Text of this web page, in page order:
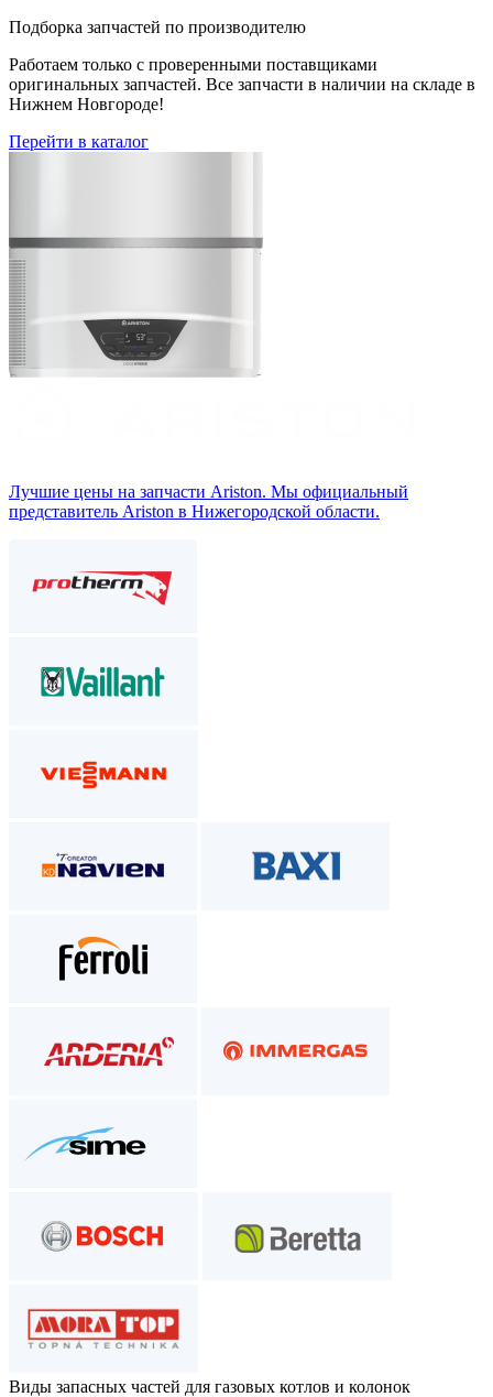
Подборка запчастей по производителю
Работаем только с проверенными поставщиками
оригинальных запчастей. Все запчасти в наличии на складе в
Нижнем Новгороде!
Перейти в каталог
Лучшие цены на запчасти Аriston. Мы официальный
представитель Ariston в Нижегородской области.
Виды запасных частей для газовых котлов и колонок